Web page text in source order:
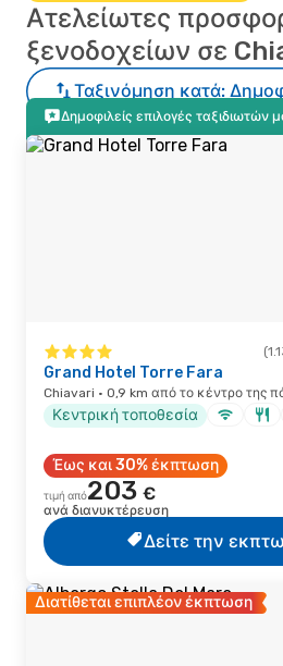
Ατελείωτες
ξενοδοχείων σε
Ταξινόμηση κατά:
Δημοφιλείς επιλογές ταξιδιωτών
Grand Hotel Torre Fara
Chiavari · 0,9 km από το κέντρο της
Κεντρική τοποθεσία
Έως και 30% έκπτωση
τιμή από203 €
ανά διανυκτέρευση
Δείτε την
Διατίθεται επιπλέον έκπτωση